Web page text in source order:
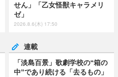
せん」「乙女怪獣キャラメリ
ゼ」
2026.8.6(木) 17:50
連載
「淡島百景」歌劇学校の“箱の
中”であり続ける「去るもの」